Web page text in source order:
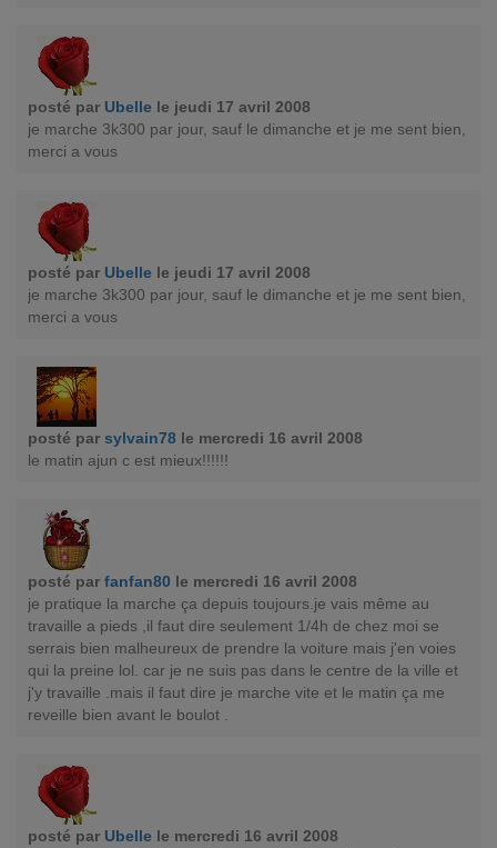
posté par Ubelle le jeudi 17 avril 2008
je marche 3k300 par jour, sauf le dimanche et je me sent bien,
merci a vous
posté par Ubelle le jeudi 17 avril 2008
je marche 3k300 par jour, sauf le dimanche et je me sent bien,
merci a vous
posté par sylvain78 le mercredi 16 avril 2008
le matin ajun c est mieux!!!!!!
posté par fanfan80 le mercredi 16 avril 2008
je pratique la marche ça depuis toujours.je vais même au
travaille a pieds ,il faut dire seulement 1/4h de chez moi se
serrais bien malheureux de prendre la voiture mais j'en voies
qui la preine lol. car je ne suis pas dans le centre de la ville et
j'y travaille .mais il faut dire je marche vite et le matin ça me
reveille bien avant le boulot .
posté par Ubelle le mercredi 16 avril 2008